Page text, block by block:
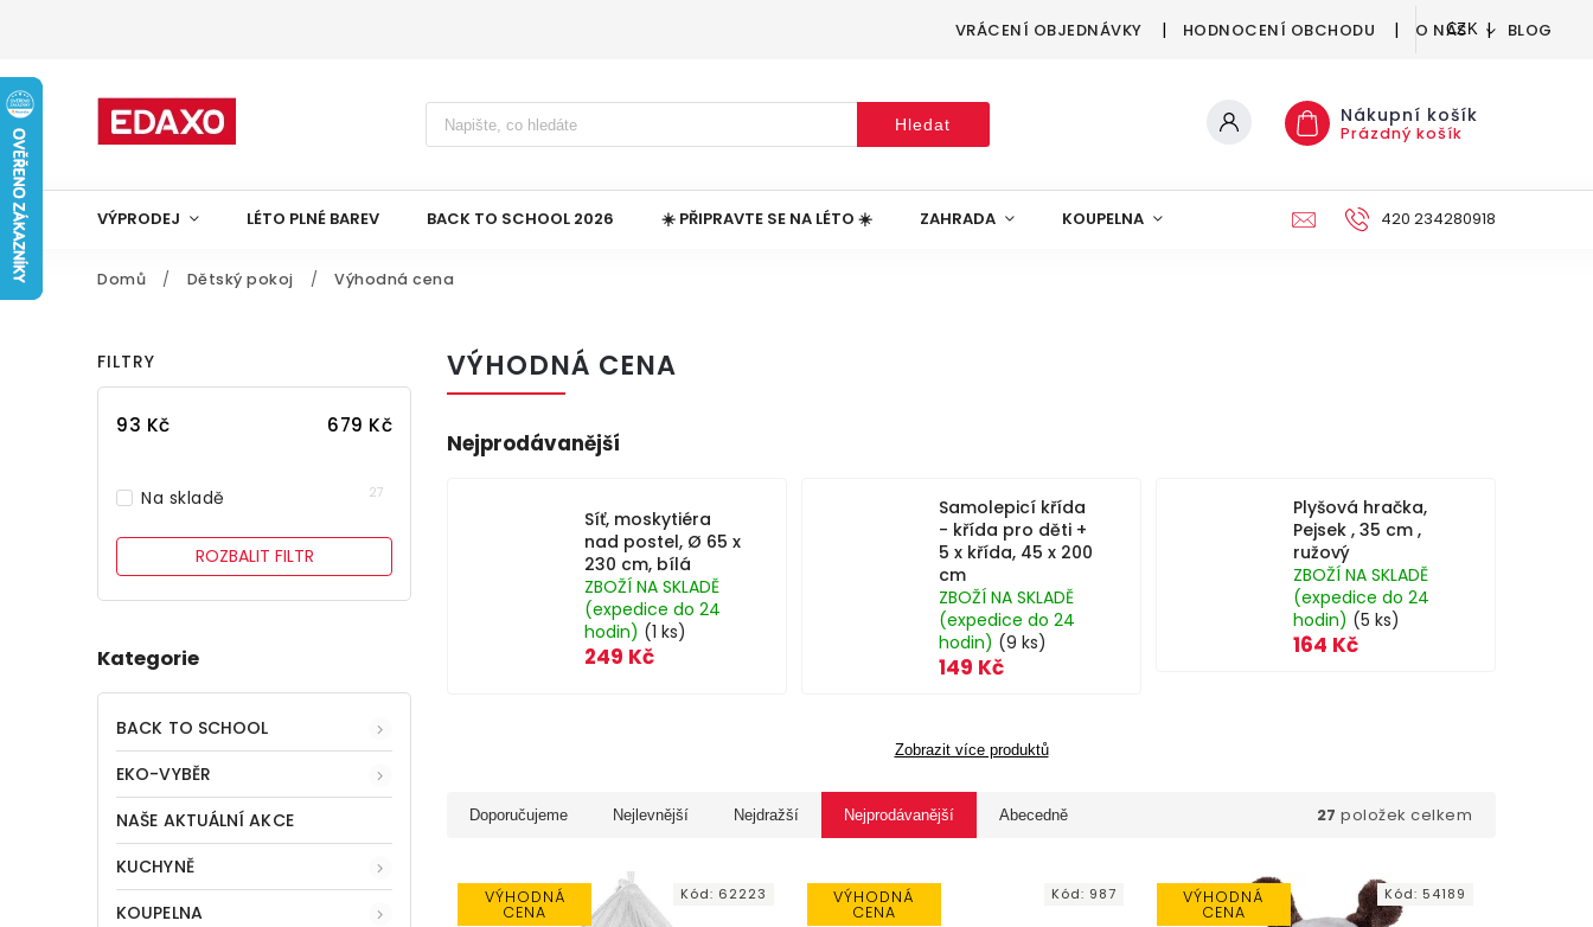
VRÁCENÍ OBJEDNÁVKY HODNOCENÍ OBCHODU O NÁS BLOG
CZK
Hledat Nákupní košík
Prázdný košík
VÝPRODEJ LÉTO PLNÉ BAREV BACK TO SCHOOL 2026 ☀️ PŘIPRAVTE SE NA LÉTO ☀️ ZAHRADA KOUPELNA DEKORACE
420 234280918
Domů / Dětský pokoj / Výhodná cena
FILTRY
93 Kč 679 Kč
Na skladě 27
ROZBALIT FILTR
Kategorie
BACK TO SCHOOL
EKO-VYBĚR
NAŠE AKTUÁLNÍ AKCE
KUCHYNĚ
KOUPELNA
VÝHODNÁ CENA
Nejprodávanější
Síť, moskytiéra
nad postel, Ø 65 x
230 cm, bílá
ZBOŽÍ NA SKLADĚ
(expedice do 24
hodin) (1 ks)
249 Kč
Samolepicí křída
- křída pro děti +
5 x křída, 45 x 200
cm
ZBOŽÍ NA SKLADĚ
(expedice do 24
hodin) (9 ks)
149 Kč
Plyšová hračka,
Pejsek , 35 cm ,
ružový
ZBOŽÍ NA SKLADĚ
(expedice do 24
hodin) (5 ks)
164 Kč
Zobrazit více produktů
Doporučujeme Nejlevnější Nejdražší Nejprodávanější Abecedně 27 položek celkem
VÝHODNÁ
CENA
Kód: 62223 VÝHODNÁ
CENA
Kód: 987 VÝHODNÁ
CENA
Kód: 54189